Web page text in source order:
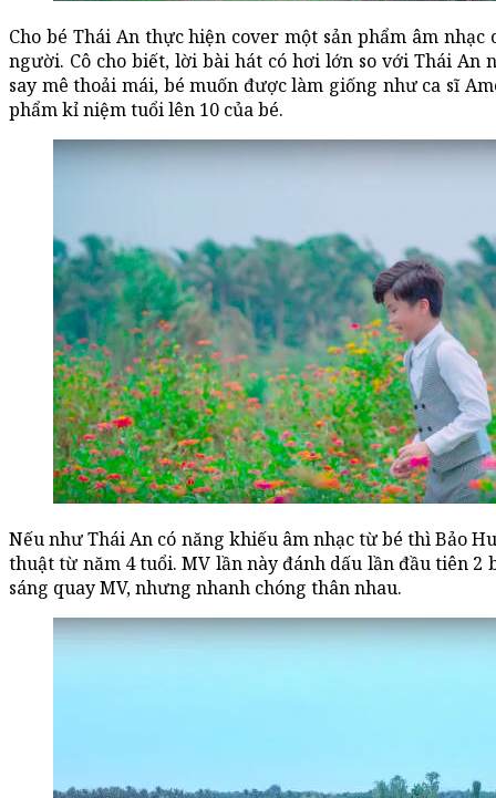
Cho bé Thái An thực hiện cover một sản phẩm âm
người. Cô cho biết, lời bài hát có hơi lớn so với Thái
say mê thoải mái, bé muốn được làm giống như ca sĩ
phẩm kỉ niệm tuổi lên 10 của bé.
Nếu như Thái An có năng khiếu âm nhạc từ bé thì Bảo
thuật từ năm 4 tuổi. MV lần này đánh dấu lần đầu tiên
sáng quay MV, nhưng nhanh chóng thân nhau.